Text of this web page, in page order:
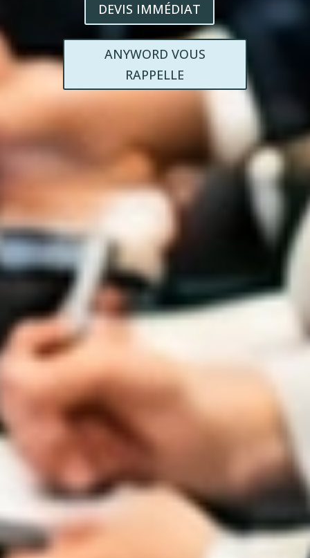
DEVIS IMMÉDIAT
ANYWORD VOUS
RAPPELLE